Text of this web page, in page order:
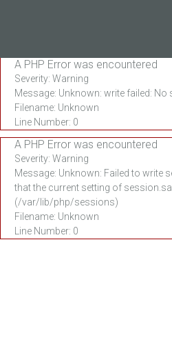
A PHP Error was encountered
Severity: Warning
Message: Unknown: write failed: No
Filename: Unknown
Line Number: 0
A PHP Error was encountered
Severity: Warning
Message: Unknown: Failed to write
that the current setting of
(/var/lib/php/sessions)
Filename: Unknown
Line Number: 0